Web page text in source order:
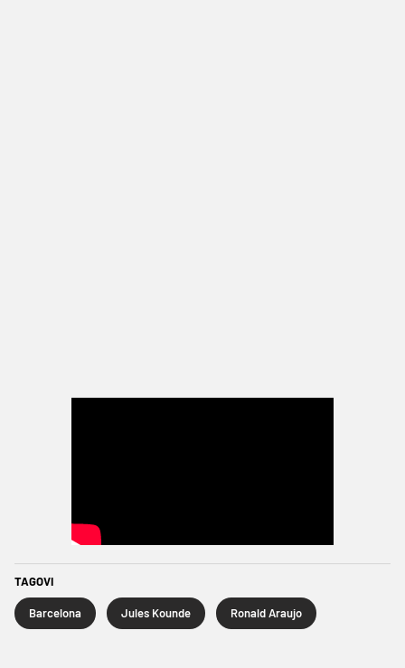
TAGOVI
Barcelona Jules Kounde Ronald Araujo